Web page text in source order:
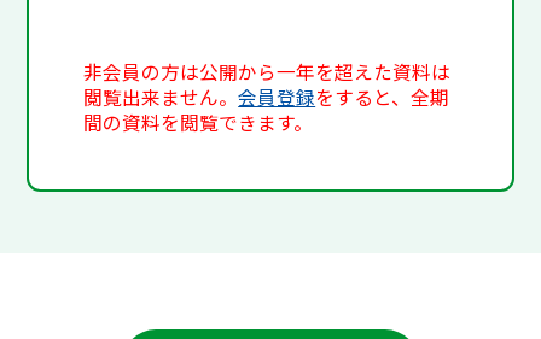
非会員の方は公開から一年を超えた資料は
閲覧出来ません。会員登録をすると、全期
間の資料を閲覧できます。